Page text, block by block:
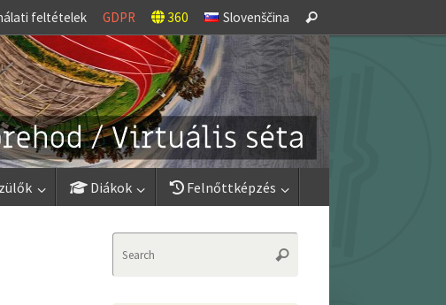
feltételek GDPR 360 Slovenščina
for:
Search
Diákok Felnőttképzés
Search